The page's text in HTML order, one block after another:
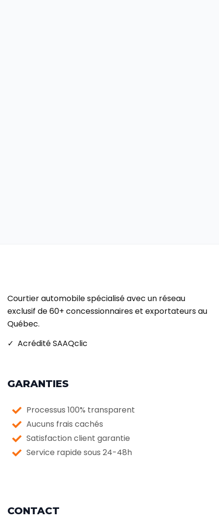
Courtier automobile spécialisé avec un réseau
exclusif de 60+ concessionnaires et exportateurs au
Québec.
✓ Acrédité SAAQclic
GARANTIES
Processus 100% transparent
Aucuns frais cachés
Satisfaction client garantie
Service rapide sous 24-48h
CONTACT